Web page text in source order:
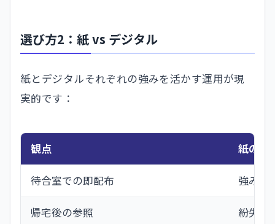
選び方2：紙 vs デジタル
紙とデジタルそれぞれの強みを活かす運用が現
実的です：
観点 紙のパ
待合室での即配布 強み
帰宅後の参照 紛失リ